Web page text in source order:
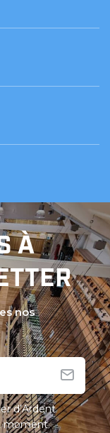
À
nos
d’Ardent
moment.